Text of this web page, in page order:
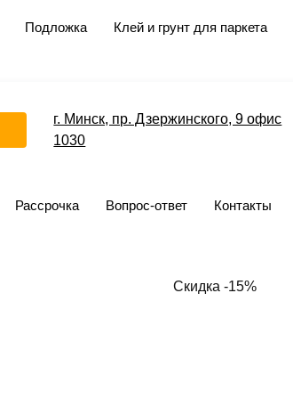
Подложка Клей и грунт для паркета
г. Минск, пр. Дзержинского, 9 офис
1030
Рассрочка Вопрос-ответ Контакты
Скидка -15%